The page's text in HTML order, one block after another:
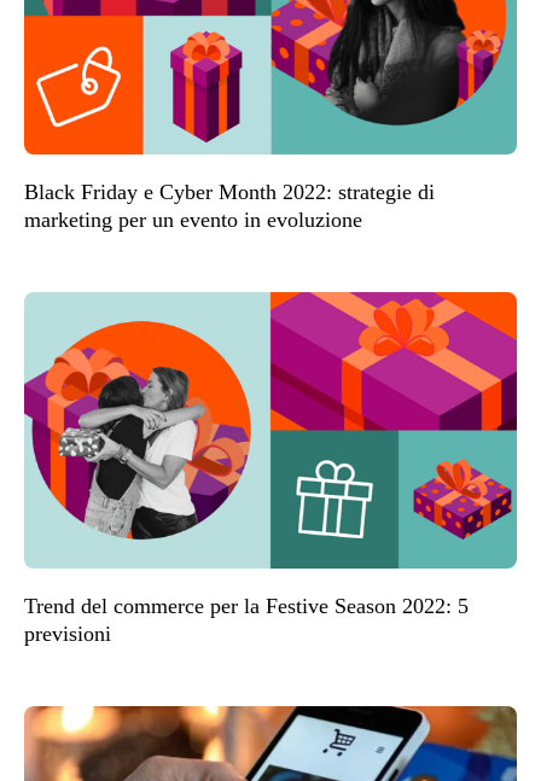
Black Friday e Cyber Month 2022: strategie di
marketing per un evento in evoluzione
Trend del commerce per la Festive Season 2022: 5
previsioni